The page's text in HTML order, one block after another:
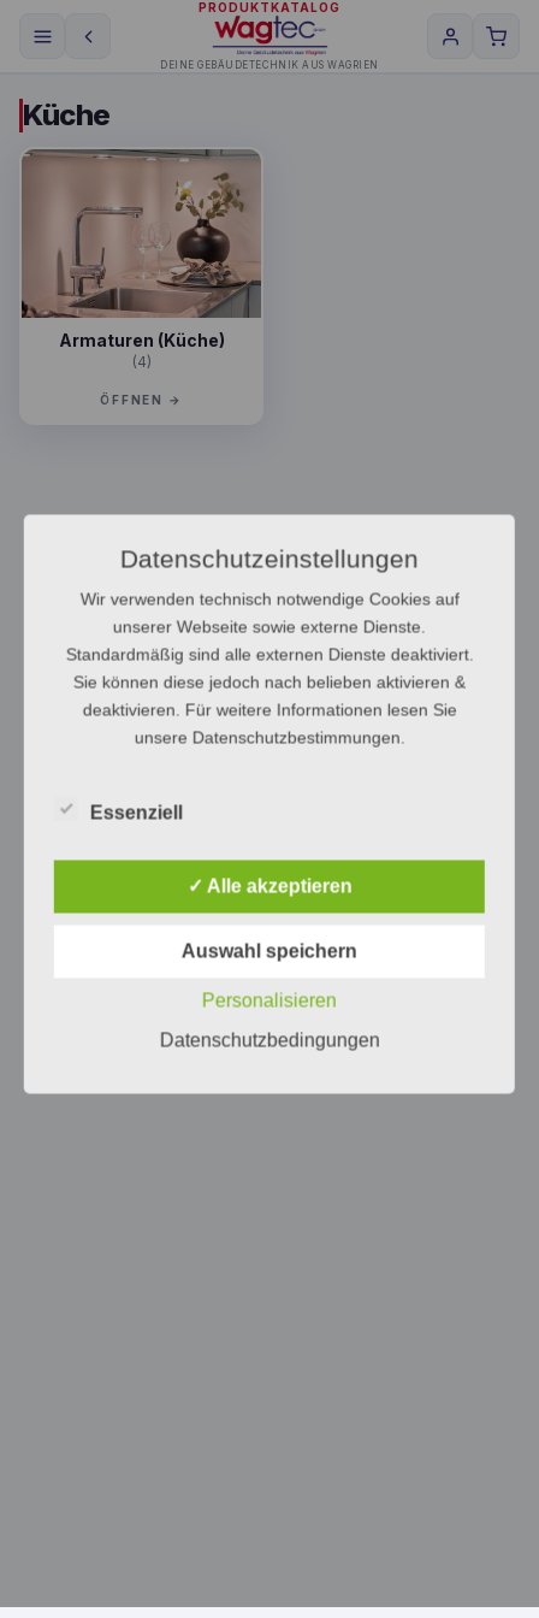
PRODUKTKATALOG
DEINE GEBÄUDETECHNIK AUS WAGRIEN
Küche
Armaturen (Küche)
(4)
Datenschutzeinstellungen
Wir verwenden technisch notwendige Cookies auf
unserer Webseite sowie externe Dienste.
Standardmäßig sind alle externen Dienste deaktiviert.
Sie können diese jedoch nach belieben aktivieren &
deaktivieren. Für weitere Informationen lesen Sie
unsere Datenschutzbestimmungen.
Essenziell
✓ Alle akzeptieren
Auswahl speichern
Personalisieren
Datenschutzbedingungen